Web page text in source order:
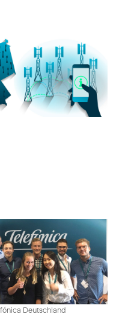
Deutschland